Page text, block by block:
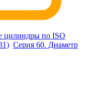
цилиндры по ISO
Серия 60. Диаметр